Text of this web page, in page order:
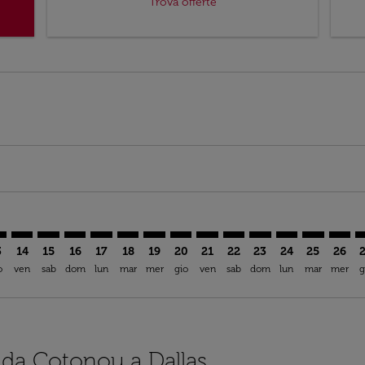
14
ven
15
sab
16
dom
17
lun
18
mar
19
mer
COO–DFW: cmp-view-offers-
20
gio
COO–DFW: cmp-view-
21
ven
COO–DFW: cmp-
22
sab
COO–DFW: cmp-
23
dom
COO–DFW:
24
lun
25
mar
26
mer